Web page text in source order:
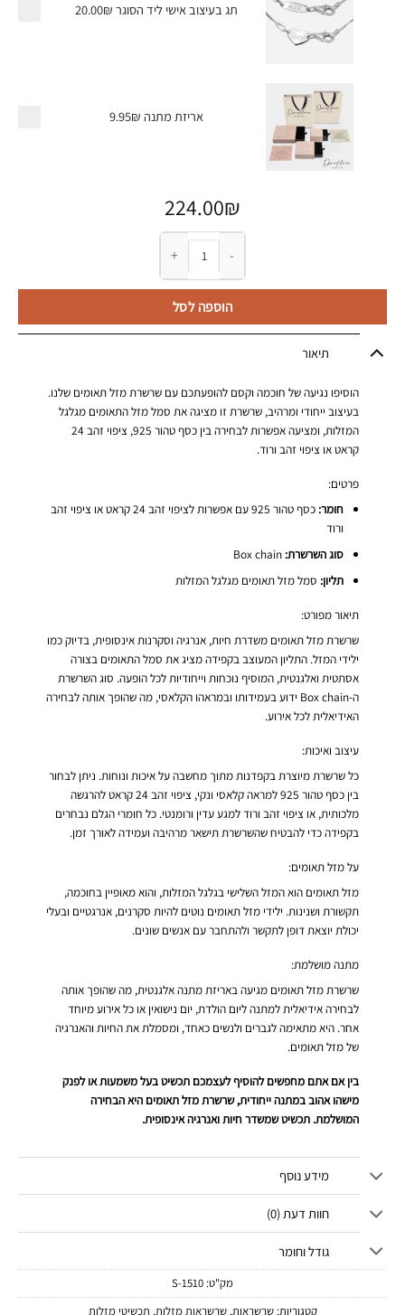
תג בעיצוב אישי ליד הסוגר 20.00₪
אריזת מתנה 9.95₪
224.00₪
כמות של שרשרת מזל תאומים
הוספה לסל
תיאור
הוסיפו נגיעה של חוכמה וקסם להופעתכם עם שרשרת מזל תאומים שלנו.
בעיצוב ייחודי ומרהיב, שרשרת זו מציגה את סמל מזל התאומים מגלגל
המזלות, ומציעה אפשרות לבחירה בין כסף טהור 925, ציפוי זהב 24
קראט או ציפוי זהב ורוד.
פרטים:
חומר:
כסף טהור 925 עם אפשרות לציפוי זהב 24 קראט או ציפוי זהב
ורוד
סוג השרשרת:
תליון: סמל מזל תאומים מגלגל המזלות
תיאור מפורט:
שרשרת מזל תאומים משדרת חיות, אנרגיה וסקרנות אינסופית, בדיוק כמו
ילידי המזל. התליון המעוצב בקפידה מציג את סמל התאומים בצורה
אסתטית ואלגנטית, המוסיף נוכחות וייחודיות לכל הופעה. סוג השרשרת
ה-Box chain ידוע בעמידותו ובמראהו הקלאסי, מה שהופך אותה לבחירה
האידיאלית לכל אירוע.
עיצוב ואיכות:
כל שרשרת מיוצרת בקפדנות מתוך מחשבה על איכות ונוחות. ניתן לבחור
בין כסף טהור 925 למראה קלאסי ונקי, ציפוי זהב 24 קראט להרגשה
מלכותית, או ציפוי זהב ורוד למגע עדין ורומנטי. כל חומרי הגלם נבחרים
בקפידה כדי להבטיח שהשרשרת תישאר מרהיבה ועמידה לאורך זמן.
על מזל תאומים:
מזל תאומים הוא המזל השלישי בגלגל המזלות, והוא מאופיין בחוכמה,
תקשורת ושנינות. ילידי מזל תאומים נוטים להיות סקרנים, אנרגטיים ובעלי
יכולת יוצאת דופן לתקשר ולהתחבר עם אנשים שונים.
מתנה מושלמת:
שרשרת מזל תאומים מגיעה באריזת מתנה אלגנטית, מה שהופך אותה
לבחירה אידיאלית למתנה ליום הולדת, יום נישואין או כל אירוע מיוחד
אחר. היא מתאימה לגברים ולנשים כאחד, ומסמלת את החיות והאנרגיה
של מזל תאומים.
בין אם אתם מחפשים להוסיף לעצמכם תכשיט בעל משמעות או לפנק
מישהו אהוב במתנה ייחודית, שרשרת מזל תאומים היא הבחירה
המושלמת. תכשיט שמשדר חיות ואנרגיה אינסופית.
מידע נוסף
חוות דעת (0)
גודל וחומר
מק"ט: 1510-S
קטגוריות:שרשראות,שרשראות מזלות, תכשיטי מזלות